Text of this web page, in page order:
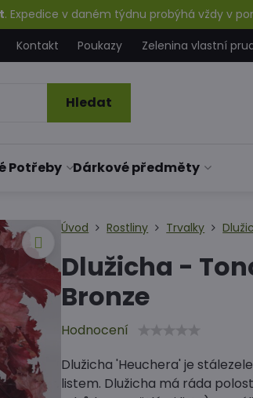
. Expedice v daném týdnu probýhá vždy v
Kontakt Poukazy Zelenina vlastní
Hledat
Potřeby Dárkové předměty
Úvod Rostliny Trvalky
Dlužicha -
Bronze
Hodnocení
Dlužicha 'Heuchera' je
listem. Dlužicha má ráda